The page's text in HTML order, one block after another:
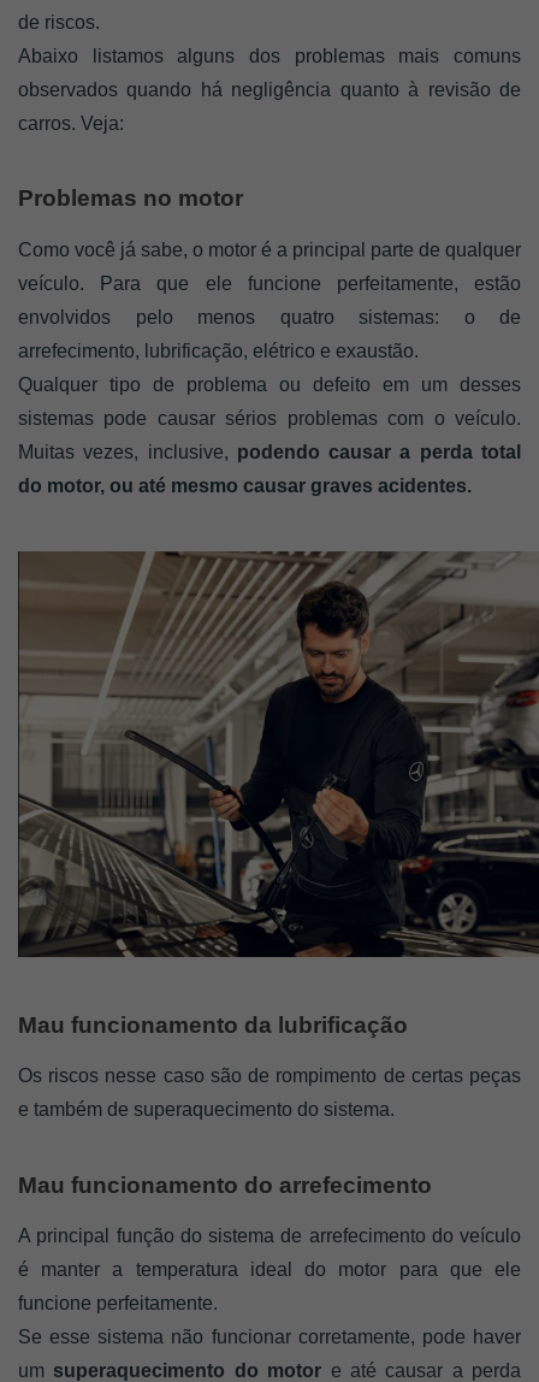
de riscos.
Abaixo listamos alguns dos problemas mais comuns
observados quando há negligência quanto à revisão de
carros. Veja:
Problemas no motor
Como você já sabe, o motor é a principal parte de qualquer
veículo. Para que ele funcione perfeitamente, estão
envolvidos pelo menos quatro sistemas: o de
arrefecimento, lubrificação, elétrico e exaustão.
Qualquer tipo de problema ou defeito em um desses
sistemas pode causar sérios problemas com o veículo.
Muitas vezes, inclusive, podendo causar a perda total
do motor, ou até mesmo causar graves acidentes.
Mau funcionamento da lubrificação
Os riscos nesse caso são de rompimento de certas peças
e também de superaquecimento do sistema.
Mau funcionamento do arrefecimento
A principal função do sistema de arrefecimento do veículo
é manter a temperatura ideal do motor para que ele
funcione perfeitamente.
Se esse sistema não funcionar corretamente, pode haver
um superaquecimento do motor e até causar a perda